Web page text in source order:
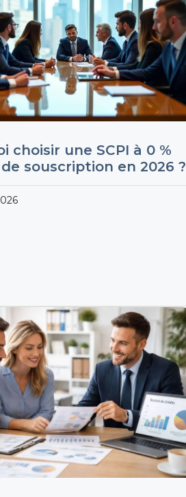
choisir une SCPI à 0 %
souscription en 2026 ?